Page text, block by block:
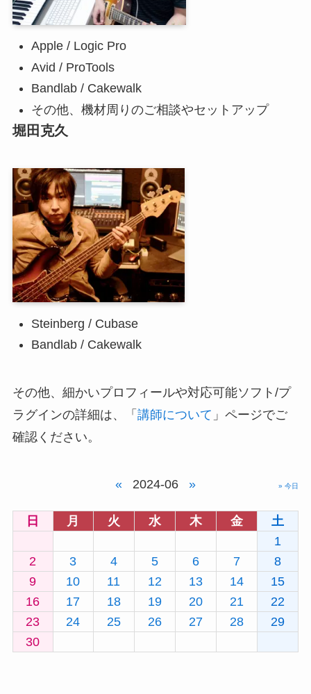
Apple / Logic Pro
Avid / ProTools
Bandlab / Cakewalk
その他、機材周りのご相談やセットアップ
堀田克久
Steinberg / Cubase
Bandlab / Cakewalk
その他、細かいプロフィールや対応可能ソフト/プ
ラグインの詳細は、「 講師について 」ページでご
確認ください。
« 2024-06 » » 今日
日 月 火 水 木 金
土
1
2
3 4 5 6 7
8
9
10 11 12 13 14
15
16
17 18 19 20 21
22
23
24 25 26 27 28
29
30